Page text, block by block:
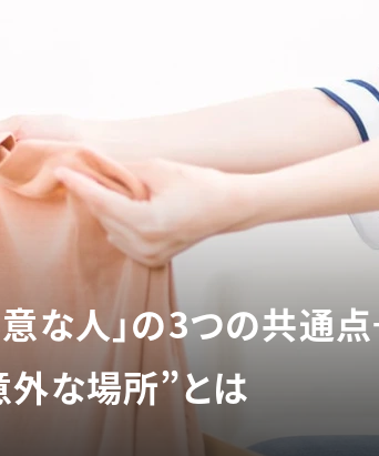
意な人」の3つの共
な場所”とは